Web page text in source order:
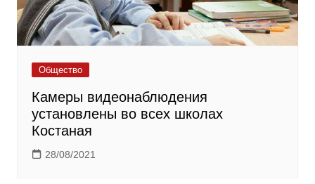
Общество
Камеры видеонаблюдения
установлены во всех школах
Костаная
28/08/2021